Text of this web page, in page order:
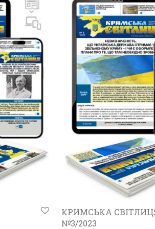
КРИМСЬКА
№3/2023